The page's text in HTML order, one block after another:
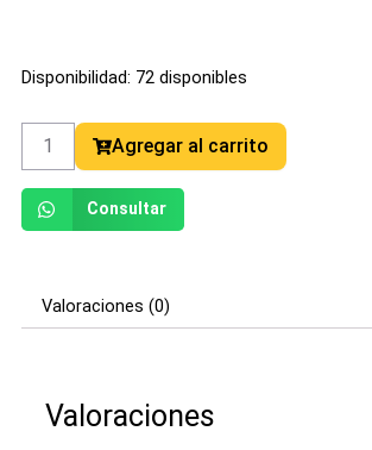
Disponibilidad: 72 disponibles
ACERO
5/16X18X6
Agregar al carrito
Consultar
Valoraciones (0)
Valoraciones